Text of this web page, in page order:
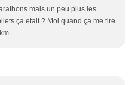
mais un peu plus les
ça etait ? Moi quand ça me tire